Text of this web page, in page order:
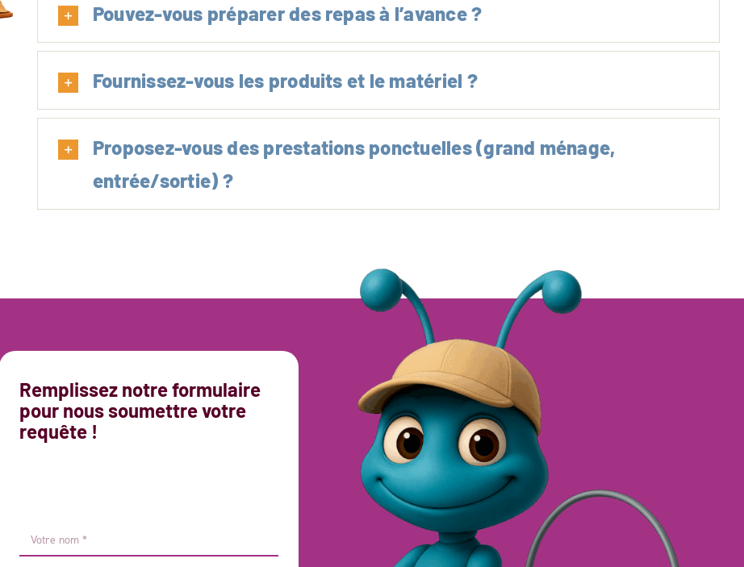
Pouvez-vous préparer des repas à l’avance ?
Fournissez-vous les produits et le matériel ?
Proposez-vous des prestations ponctuelles (grand ménage,
entrée/sortie) ?
Remplissez notre formulaire
pour nous soumettre votre
requête !